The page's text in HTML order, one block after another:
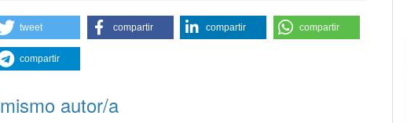
tweet compartir compartir compartir
compartir
autor/a